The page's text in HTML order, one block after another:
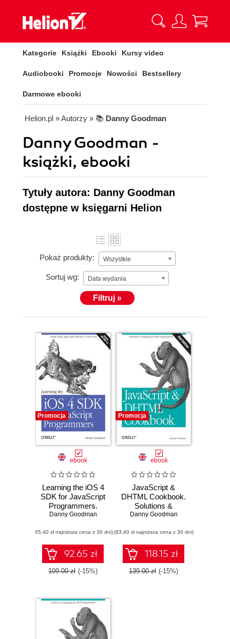
Kategorie Książki Ebooki Kursy video
Audiobooki Promocje Nowości Bestsellery
Darmowe ebooki
Helion.pl » Autorzy » 📚 Danny Goodman
Danny Goodman -
książki, ebooki
Tytuły autora: Danny Goodman
dostępne w księgarni Helion
Pokaż produkty: Wszystkie
Sortuj wg: Data wydania
Filtruj »
Promocja
ebook
Learning the iOS 4
SDK for JavaScript
Programmers.
Create Native
Objective-C and
Xcode
Danny Goodman
(65,40 zł najniższa cena z 30 dni)
92.65 zł
109.00 zł (-15%)
Promocja
ebook
JavaScript &
DHTML Cookbook.
Solutions &
Examples for Web
Edition
Danny Goodman
(83,40 zł najniższa cena z 30 dni)
118.15 zł
139.00 zł (-15%)